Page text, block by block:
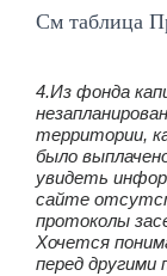
См таблица
4.Из фонда
территории,
было
увидеть
сайте
протоколы
Хочется
перед